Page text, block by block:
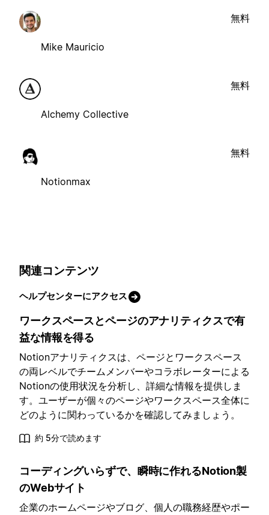
Mike Mauricio
無料
Alchemy Collective
無料
Notionmax
無料
関連コンテンツ
ヘルプセンターにアクセス
ワークスペースとページのアナリティクスで有
益な情報を得る
Notionアナリティクスは、ページとワークスペース
の両レベルでチームメンバーやコラボレーターによる
Notionの使用状況を分析し、詳細な情報を提供しま
す。ユーザーが個々のページやワークスペース全体に
どのように関わっているかを確認してみましょう。
約 5分で読めます
コーディングいらずで、瞬時に作れるNotion製
のWebサイト
企業のホームページやブログ、個人の職務経歴やポー